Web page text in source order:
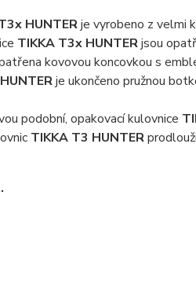
HUNTERje vyrobeno z velmi
TIKKA T3x HUNTERjsou
kovovou koncovkou s
je ukončeno pružnou
podobní, opakovací kulovnice
TIKKA T3 HUNTER